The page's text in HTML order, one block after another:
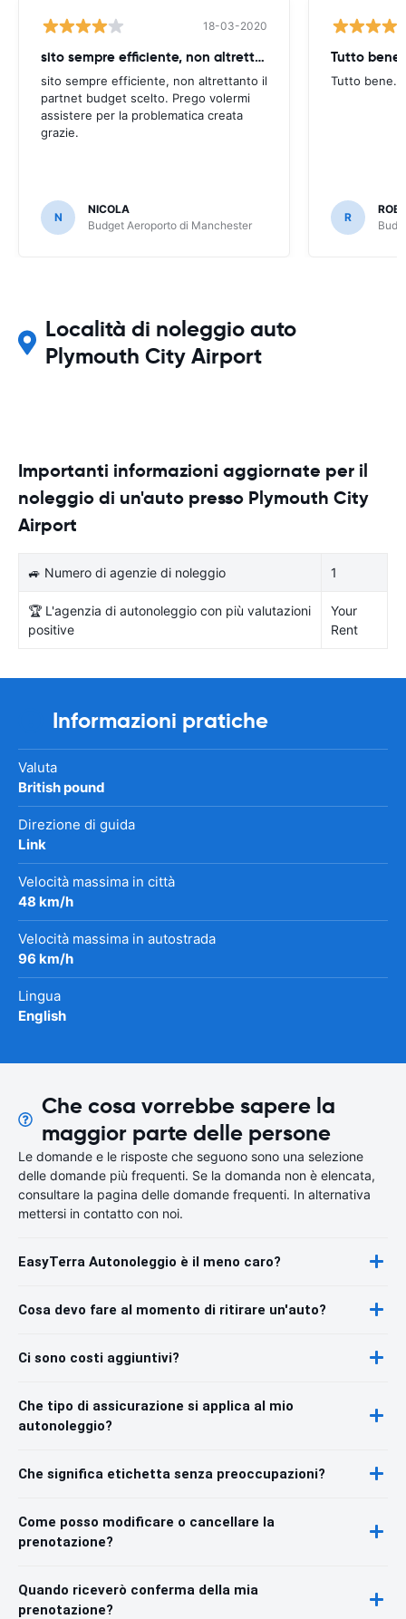
18-03-2020
sito sempre efficiente, non altrettanto
sito sempre efficiente, non altrettanto il
partnet budget scelto. Prego volermi
assistere per la problematica creata
grazie.
N
NICOLA
Budget Aeroporto di Manchester
Tutto bene.
Tutto bene.
R
Località di noleggio auto
Plymouth City Airport
Importanti informazioni aggiornate per il
noleggio di un'auto presso Plymouth City
Airport
🚙 Numero di agenzie di noleggio 1
🏆 L'agenzia di autonoleggio con più valutazioni
positive
Your
Rent
Informazioni pratiche
Valuta
British pound
Direzione di guida
Link
Velocità massima in città
48 km/h
Velocità massima in autostrada
96 km/h
Lingua
English
Che cosa vorrebbe sapere la
maggior parte delle persone
Le domande e le risposte che seguono sono una selezione
delle domande più frequenti. Se la domanda non è elencata,
consultare la pagina delle domande frequenti. In alternativa
mettersi in contatto con noi.
EasyTerra Autonoleggio è il meno caro?
Cosa devo fare al momento di ritirare un'auto?
Ci sono costi aggiuntivi?
Che tipo di assicurazione si applica al mio
autonoleggio?
Che significa etichetta senza preoccupazioni?
Come posso modificare o cancellare la
prenotazione?
Quando riceverò conferma della mia
prenotazione?